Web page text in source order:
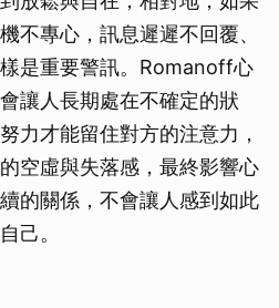
不專心，訊息遲遲不回覆、
是重要警訊。Romanoff心
讓人長期處在不確定的狀
力才能留住對方的注意力，
空虛與失落感，最終影響心
的關係，不會讓人感到如此
己。